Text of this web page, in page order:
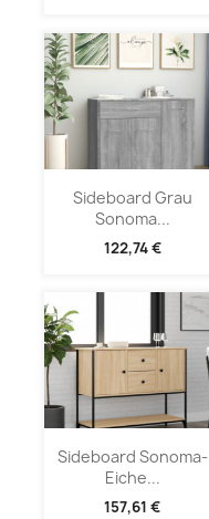
Sideboard Grau
Sonoma...
122,74 €
Sideboard Sonoma-
Eiche...
157,61 €